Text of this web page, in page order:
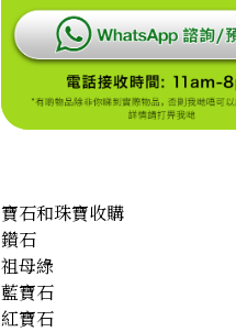
寶石和珠寶收購
鑽石
祖母綠
藍寶石
紅寶石